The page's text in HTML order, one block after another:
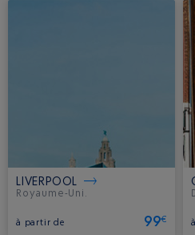
LIVERPOOL
Royaume-Uni.
à partir de 99€